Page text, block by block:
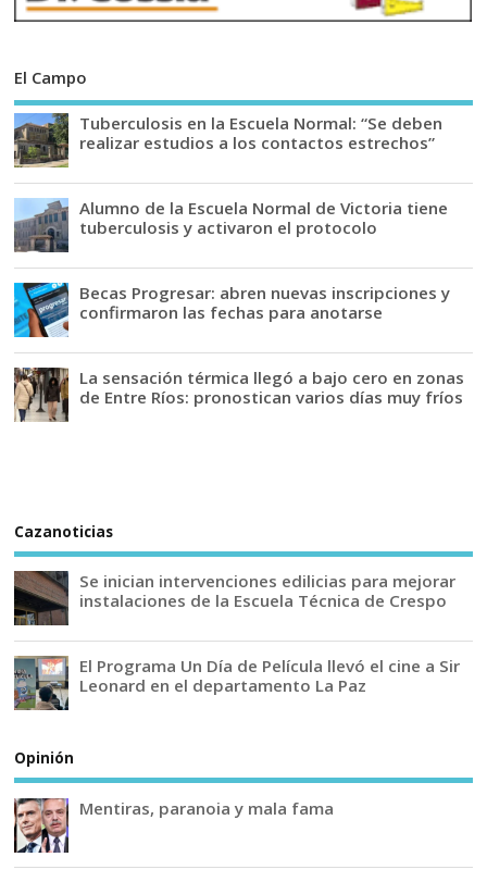
El Campo
Tuberculosis en la Escuela Normal: “Se deben
realizar estudios a los contactos estrechos”
Alumno de la Escuela Normal de Victoria tiene
tuberculosis y activaron el protocolo
Becas Progresar: abren nuevas inscripciones y
confirmaron las fechas para anotarse
La sensación térmica llegó a bajo cero en zonas
de Entre Ríos: pronostican varios días muy fríos
Cazanoticias
Se inician intervenciones edilicias para mejorar
instalaciones de la Escuela Técnica de Crespo
El Programa Un Día de Película llevó el cine a Sir
Leonard en el departamento La Paz
Opinión
Mentiras, paranoia y mala fama